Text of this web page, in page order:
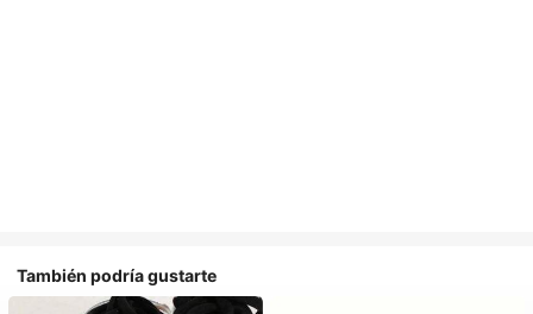
También podría gustarte